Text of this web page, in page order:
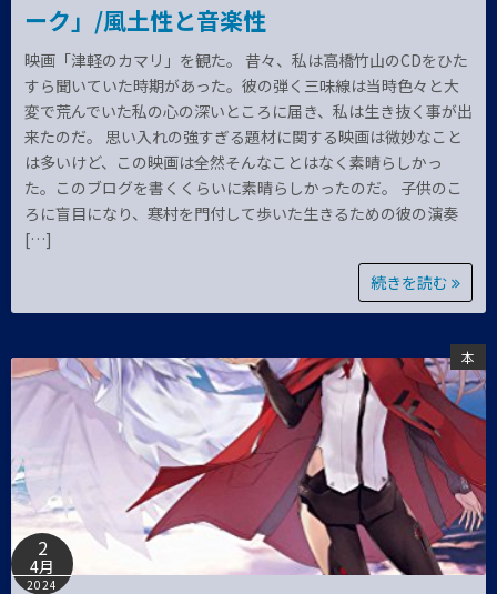
ーク」/風土性と音楽性
映画「津軽のカマリ」を観た。 昔々、私は高橋竹山のCDをひた
すら聞いていた時期があった。彼の弾く三味線は当時色々と大
変で荒んでいた私の心の深いところに届き、私は生き抜く事が出
来たのだ。 思い入れの強すぎる題材に関する映画は微妙なこと
は多いけど、この映画は全然そんなことはなく素晴らしかっ
た。このブログを書くくらいに素晴らしかったのだ。 子供のこ
ろに盲目になり、寒村を門付して歩いた生きるための彼の演奏
[…]
続きを読む
本
2
4月
2024